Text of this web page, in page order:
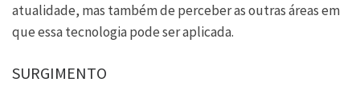
atualidade, mas também de perceber as outras áreas em
que essa tecnologia pode ser aplicada.
SURGIMENTO